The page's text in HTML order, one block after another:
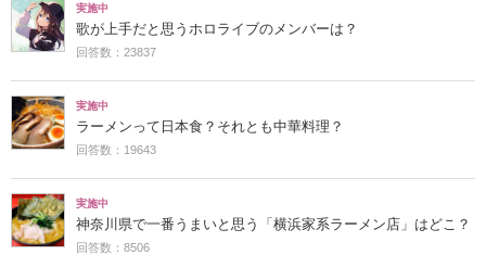
実施中
歌が上手だと思うホロライブのメンバーは？
回答数：23837
実施中
ラーメンって日本食？それとも中華料理？
回答数：19643
実施中
神奈川県で一番うまいと思う「横浜家系ラーメン店」はどこ？
回答数：8506